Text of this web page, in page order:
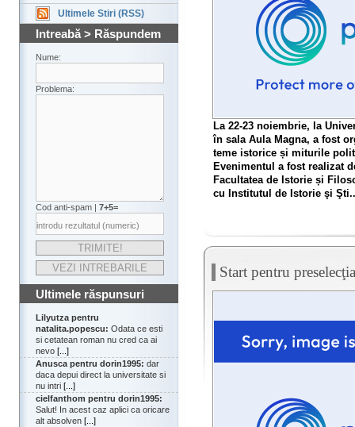
Ultimele Stiri (RSS)
Intreabă > Răspundem
Nume:
Problema:
Cod anti-spam | 7+5=
Ultimele răspunsuri
Lilyutza pentru
natalita.popescu: Odata ce esti
si cetatean roman nu cred ca ai
nevo [...]
Anusca pentru dorin1995: dar
daca depui direct la universitate si
nu intri [...]
cielfanthom pentru dorin1995:
Salut! In acest caz aplici ca oricare
alt absolven [...]
La 22-23 noiembrie, la
în sala Aula Magna, a fost
teme istorice și miturile
Evenimentul a fost realizat
Facultatea de Istorie și
cu Institutul de Istorie şi
Start pentru